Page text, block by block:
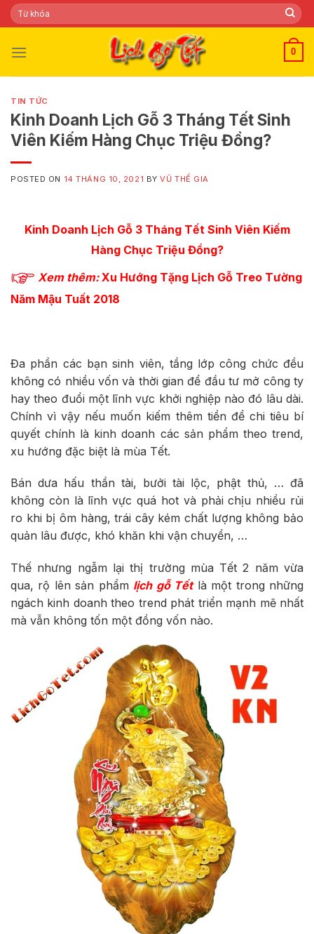
Skip
to
Tìm
kiếm:
0
TIN TỨC
Kinh Doanh Lịch Gỗ 3 Tháng Tết Sinh
Viên Kiếm Hàng Chục Triệu Đồng?
POSTED ON 14 THÁNG 10, 2021 BYVŨ THẾ GIA
Kinh Doanh Lịch Gỗ 3 Tháng Tết Sinh Viên Kiếm
Hàng Chục Triệu Đồng?
Xem thêm:Xu Hướng Tặng Lịch Gỗ Treo Tường
Năm Mậu Tuất 2018
Đa phần các bạn sinh viên, tầng lớp công chức đều
không có nhiều vốn và thời gian để đầu tư mở công ty
hay theo đuổi một lĩnh vực khởi nghiệp nào đó lâu dài.
Chính vì vậy nếu muốn kiếm thêm tiền để chi tiêu bí
quyết chính là kinh doanh các sản phẩm theo trend,
xu hướng đặc biệt là mùa Tết.
Bán dưa hấu thần tài, bưởi tài lộc, phật thủ, … đã
không còn là lĩnh vực quá hot và phải chịu nhiều rủi
ro khi bị ôm hàng, trái cây kém chất lượng không bảo
quản lâu được, khó khăn khi vận chuyển, …
Thế nhưng ngẫm lại thị trường mùa Tết 2 năm vừa
qua, rộ lên sản phẩm lịch gỗ Tếtlà một trong những
ngách kinh doanh theo trend phát triển mạnh mẽ nhất
mà vẫn không tốn một đồng vốn nào.